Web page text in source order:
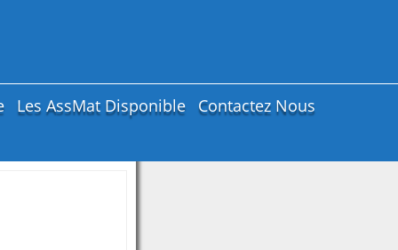
Les AssMat Disponible
Contactez Nous